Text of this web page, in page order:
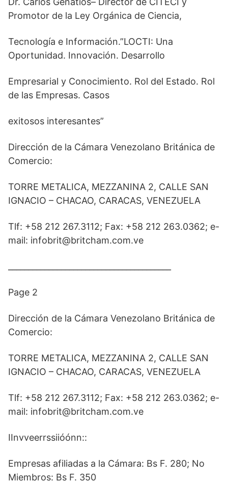
Promotor de la Ley Orgánica de Ciencia,
Tecnología e Información.”LOCTI: Una
Oportunidad. Innovación. Desarrollo
Empresarial y Conocimiento. Rol del Estado. Rol
de las Empresas. Casos
exitosos interesantes”
Dirección de la Cámara Venezolano Británica de
Comercio:
TORRE METALICA, MEZZANINA 2, CALLE SAN
IGNACIO – CHACAO, CARACAS, VENEZUELA
Tlf: +58 212 267.3112; Fax: +58 212 263.0362; e-
mail: infobrit@britcham.com.ve
Page 2
Dirección de la Cámara Venezolano Británica de
Comercio:
TORRE METALICA, MEZZANINA 2, CALLE SAN
IGNACIO – CHACAO, CARACAS, VENEZUELA
Tlf: +58 212 267.3112; Fax: +58 212 263.0362; e-
mail: infobrit@britcham.com.ve
IInvveerrssiióónn::
Empresas afiliadas a la Cámara: Bs F. 280; No
Miembros: Bs F. 350